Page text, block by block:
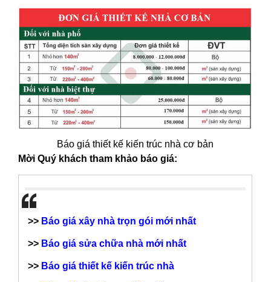
Báo giá thiết kế kiến trúc nhà cơ bản
Mời Quý khách tham khảo báo giá:
>> Báo giá xây nhà trọn gói mới nhất
>> Báo giá sửa chữa nhà mới nhất
>> Báo giá thiết kế kiến trúc nhà